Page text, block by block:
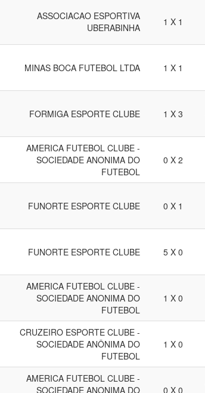
ASSOCIACAO ESPORTIVA
UBERABINHA
1 X 1
MINAS BOCA FUTEBOL LTDA 1 X 1
FORMIGA ESPORTE CLUBE 1 X 3
AMERICA FUTEBOL CLUBE -
SOCIEDADE ANONIMA DO
FUTEBOL
0 X 2
FUNORTE ESPORTE CLUBE 0 X 1
FUNORTE ESPORTE CLUBE 5 X 0
AMERICA FUTEBOL CLUBE -
SOCIEDADE ANONIMA DO
FUTEBOL
1 X 0
CRUZEIRO ESPORTE CLUBE -
SOCIEDADE ANÔNIMA DO
FUTEBOL
1 X 0
AMERICA FUTEBOL CLUBE -
SOCIEDADE ANONIMA DO
0 X 0